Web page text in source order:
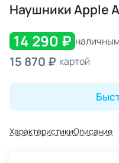
Наушники Apple
14 290 ₽
15 870 ₽ картой
ХарактеристикиОписание